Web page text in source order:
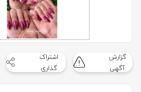
گزارش
آگهی
اشتراک
گذاری